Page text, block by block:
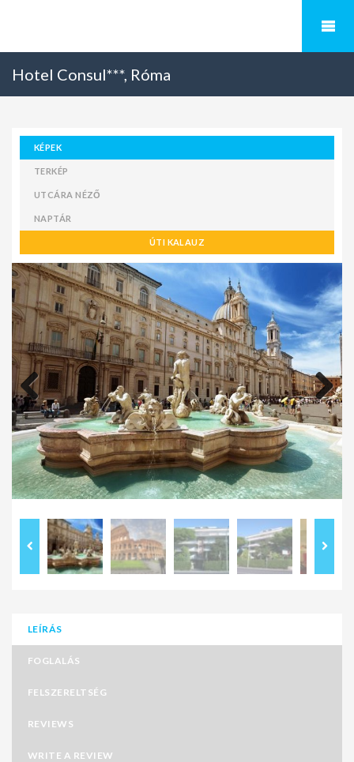
Hotel Consul***, Róma
KÉPEK
TERKÉP
UTCÁRA NÉZŐ
NAPTÁR
ÚTI KALAUZ
Previous Next
LEÍRÁS
FOGLALÁS
FELSZERELTSÉG
REVIEWS
WRITE A REVIEW